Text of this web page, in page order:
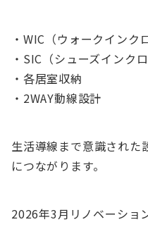
・WIC（ウォークインク
・SIC（シューズインク
・各居室収納
・2WAY動線設計
生活導線まで意識された
につながります。
2026年3月リノベーショ